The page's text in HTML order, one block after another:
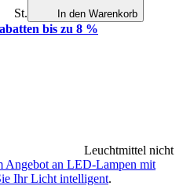
St. In den Warenkorb
bis zu 8 %
Leuchtmittel nicht
Angebot an LED-Lampen mit
Ihr Licht intelligent.